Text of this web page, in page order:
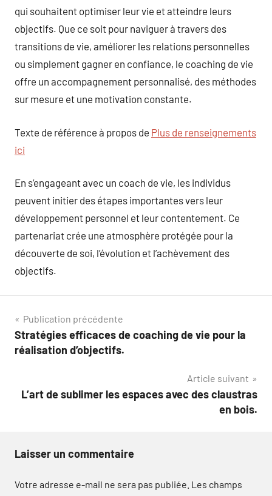
qui souhaitent optimiser leur vie et atteindre leurs
objectifs. Que ce soit pour naviguer à travers des
transitions de vie, améliorer les relations personnelles
ou simplement gagner en confiance, le coaching de vie
offre un accompagnement personnalisé, des méthodes
sur mesure et une motivation constante.
Texte de référence à propos de Plus de renseignements
ici
En s’engageant avec un coach de vie, les individus
peuvent initier des étapes importantes vers leur
développement personnel et leur contentement. Ce
partenariat crée une atmosphère protégée pour la
découverte de soi, l’évolution et l’achèvement des
objectifs.
Navigation
de
Publication précédente
Stratégies efficaces de coaching de vie pour la
réalisation d’objectifs.
Article suivant
L’art de sublimer les espaces avec des claustras
en bois.
Laisser un commentaire
Votre adresse e-mail ne sera pas publiée. Les champs